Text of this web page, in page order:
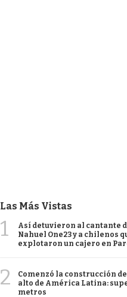
Las Más Vistas
1
Así detuvieron al cantante
Nahuel One23 y a chilenos
explotaron un cajero en
2
Comenzó la construcción
alto de América Latina:
metros